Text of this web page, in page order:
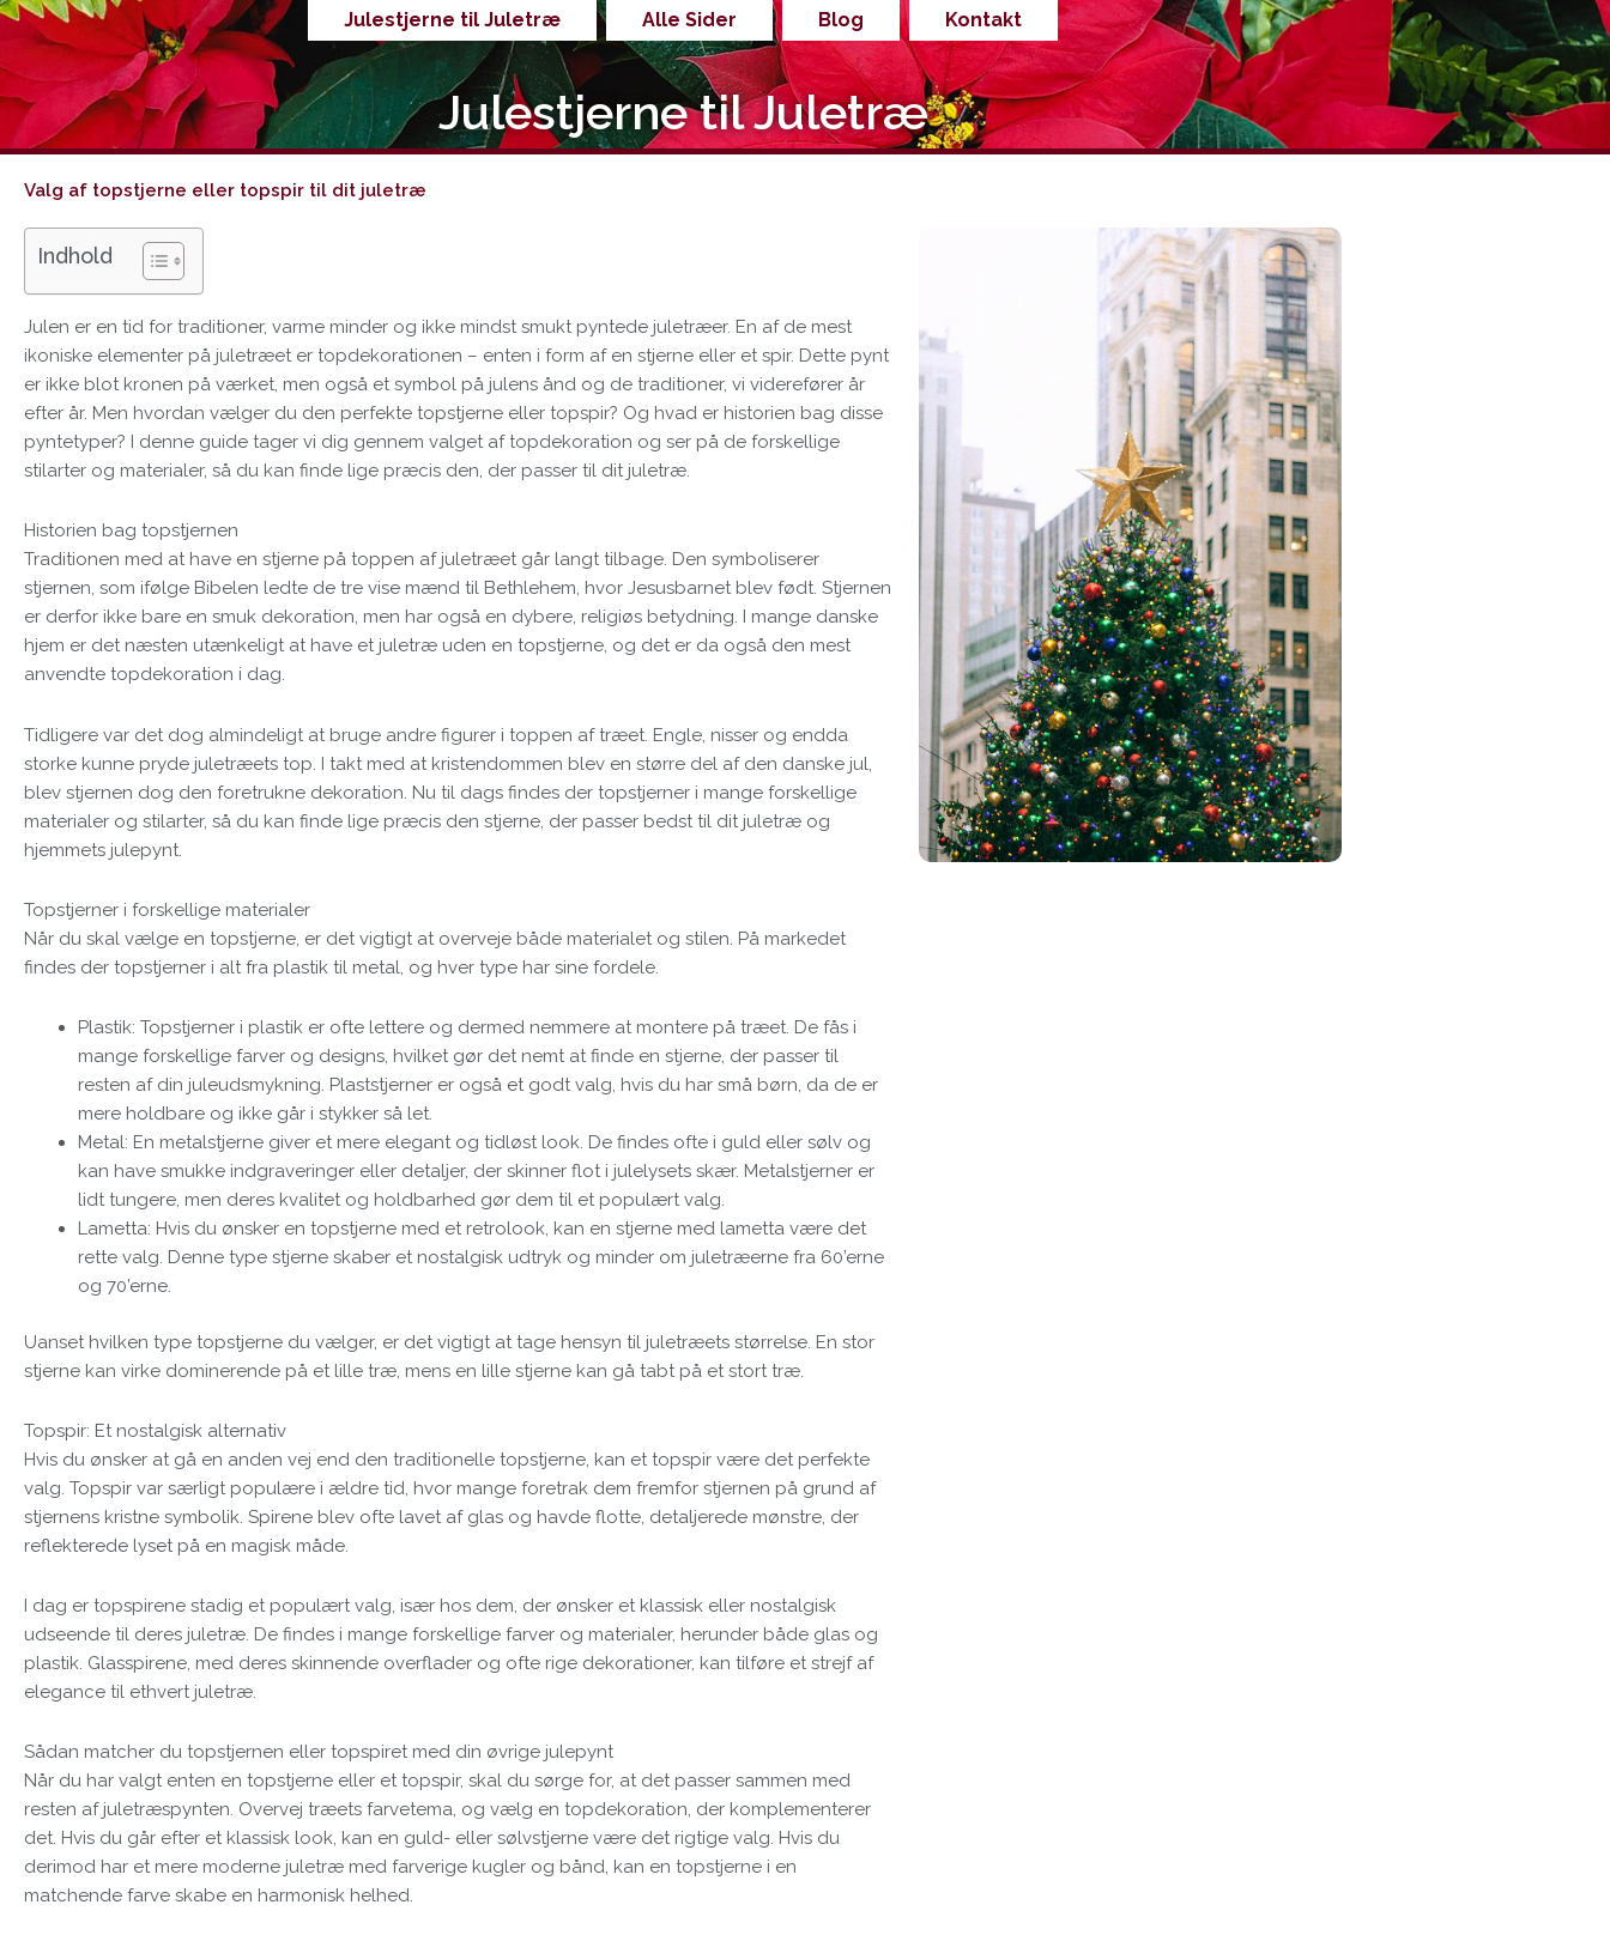
Gå
indholdet
Julestjerne til Juletræ Alle Sider Blog Kontakt
Julestjerne til Juletræ
Valg af topstjerne eller topspir til dit juletræ
Indhold
Julen er en tid for traditioner, varme minder og ikke mindst smukt pyntede juletræer. En af de mest
ikoniske elementer på juletræet er topdekorationen – enten i form af en stjerne eller et spir. Dette pynt
er ikke blot kronen på værket, men også et symbol på julens ånd og de traditioner, vi viderefører år
efter år. Men hvordan vælger du den perfekte topstjerne eller topspir? Og hvad er historien bag disse
pyntetyper? I denne guide tager vi dig gennem valget af topdekoration og ser på de forskellige
stilarter og materialer, så du kan finde lige præcis den, der passer til dit juletræ.
Historien bag topstjernen
Traditionen med at have en stjerne på toppen af juletræet går langt tilbage. Den symboliserer
stjernen, som ifølge Bibelen ledte de tre vise mænd til Bethlehem, hvor Jesusbarnet blev født. Stjernen
er derfor ikke bare en smuk dekoration, men har også en dybere, religiøs betydning. I mange danske
hjem er det næsten utænkeligt at have et juletræ uden en topstjerne, og det er da også den mest
anvendte topdekoration i dag.
Tidligere var det dog almindeligt at bruge andre figurer i toppen af træet. Engle, nisser og endda
storke kunne pryde juletræets top. I takt med at kristendommen blev en større del af den danske jul,
blev stjernen dog den foretrukne dekoration. Nu til dags findes der topstjerner i mange forskellige
materialer og stilarter, så du kan finde lige præcis den stjerne, der passer bedst til dit juletræ og
hjemmets julepynt.
Topstjerner i forskellige materialer
Når du skal vælge en topstjerne, er det vigtigt at overveje både materialet og stilen. På markedet
findes der topstjerner i alt fra plastik til metal, og hver type har sine fordele.
Plastik: Topstjerner i plastik er ofte lettere og dermed nemmere at montere på træet. De fås i
mange forskellige farver og designs, hvilket gør det nemt at finde en stjerne, der passer til
resten af din juleudsmykning. Plaststjerner er også et godt valg, hvis du har små børn, da de er
mere holdbare og ikke går i stykker så let.
Metal: En metalstjerne giver et mere elegant og tidløst look. De findes ofte i guld eller sølv og
kan have smukke indgraveringer eller detaljer, der skinner flot i julelysets skær. Metalstjerner er
lidt tungere, men deres kvalitet og holdbarhed gør dem til et populært valg.
Lametta: Hvis du ønsker en topstjerne med et retrolook, kan en stjerne med lametta være det
rette valg. Denne type stjerne skaber et nostalgisk udtryk og minder om juletræerne fra 60’erne
og 70’erne.
Uanset hvilken type topstjerne du vælger, er det vigtigt at tage hensyn til juletræets størrelse. En stor
stjerne kan virke dominerende på et lille træ, mens en lille stjerne kan gå tabt på et stort træ.
Topspir: Et nostalgisk alternativ
Hvis du ønsker at gå en anden vej end den traditionelle topstjerne, kan et topspir være det perfekte
valg. Topspir var særligt populære i ældre tid, hvor mange foretrak dem fremfor stjernen på grund af
stjernens kristne symbolik. Spirene blev ofte lavet af glas og havde flotte, detaljerede mønstre, der
reflekterede lyset på en magisk måde.
I dag er topspirene stadig et populært valg, især hos dem, der ønsker et klassisk eller nostalgisk
udseende til deres juletræ. De findes i mange forskellige farver og materialer, herunder både glas og
plastik. Glasspirene, med deres skinnende overflader og ofte rige dekorationer, kan tilføre et strejf af
elegance til ethvert juletræ.
Sådan matcher du topstjernen eller topspiret med din øvrige julepynt
Når du har valgt enten en topstjerne eller et topspir, skal du sørge for, at det passer sammen med
resten af juletræspynten. Overvej træets farvetema, og vælg en topdekoration, der komplementerer
det. Hvis du går efter et klassisk look, kan en guld- eller sølvstjerne være det rigtige valg. Hvis du
derimod har et mere moderne juletræ med farverige kugler og bånd, kan en topstjerne i en
matchende farve skabe en harmonisk helhed.